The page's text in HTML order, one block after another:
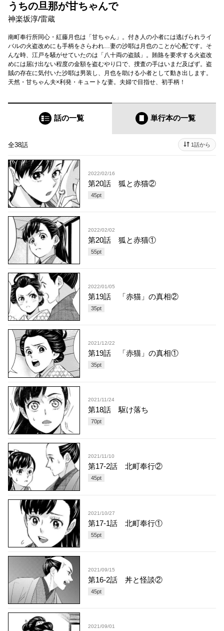
うちの旦那が甘ちゃんで
神楽坂淳/雷蔵
南町奉行所同心・紅藤月也は「甘ちゃん」。付き人の小者には逃げられライ
バルの火盗改めにも手柄をさらわれ…妻の沙耶は月也のことが心配です。そ
んな時、江戸を騒がせていたのは「八十両の盗賊」。賄賂を要求する火盗改
めには届け出ない程度の金額を盗むやり口で、捜査の手はいまだ及ばず。盗
賊の存在に気付いた沙耶は男装し、月也を助ける小者として動き出します。
天然・甘ちゃん夫×利発・キュートな妻。夫婦で目指せ、初手柄！
話の一覧 単行本の一覧
全38話 1話から
2022/02/16
第20話 狐と赤猫②
45pt
2022/02/02
第20話 狐と赤猫①
55pt
2022/01/05
第19話 「赤猫」の真相②
35pt
2021/12/22
第19話 「赤猫」の真相①
35pt
2021/11/24
第18話 駆け落ち
70pt
2021/11/10
第17-2話 北町奉行②
45pt
2021/10/27
第17-1話 北町奉行①
55pt
2021/09/15
第16-2話 丼と怪談②
45pt
2021/09/01